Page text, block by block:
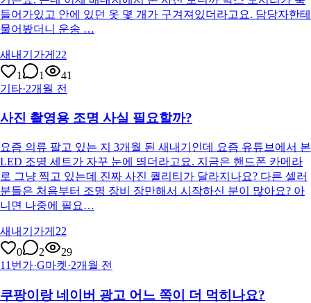
들어가있고 안에 있던 옷 몇 개가 구겨져있더라고요. 담당자한테
물어봤더니 운송 …
새내기가게22
1
1
41
기타·2개월 전
사진 촬영용 조명 사실 필요할까?
요즘 의류 팔고 있는 지 3개월 된 새내기인데 요즘 유튜브에서 본
LED 조명 세트가 자꾸 눈에 띄더라고요. 지금은 핸드폰 카메라
로 그냥 찍고 있는데 진짜 사진 퀄리티가 달라지나요? 다른 셀러
분들은 처음부터 조명 장비 장만해서 시작하신 분이 많아요? 아
니면 나중에 필요…
새내기가게22
0
2
29
11번가·G마켓·2개월 전
쿠팡이랑 네이버 광고 어느 쪽이 더 먹히나요?